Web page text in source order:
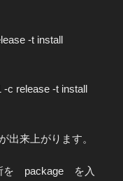
-t install
c release -t install
来上がります。
を package を入